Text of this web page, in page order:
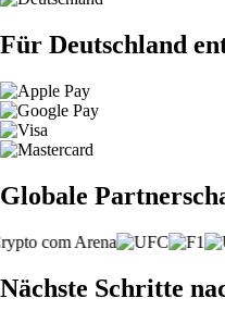
Für Deutschland
Globale
Nächste Schritte